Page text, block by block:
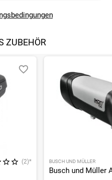
ZUBEHÖR
(2)* BUSCH UND MÜLLER